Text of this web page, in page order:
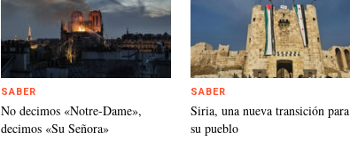
SABER
No decimos «Notre-Dame»,
decimos «Su Señora»
SABER
Siria, una nueva transición para
su pueblo